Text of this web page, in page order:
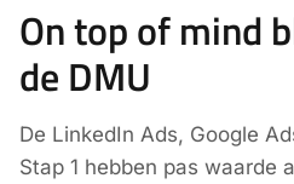
On top of mind
de DMU
De LinkedIn Ads, Google
Stap 1 hebben pas waarde